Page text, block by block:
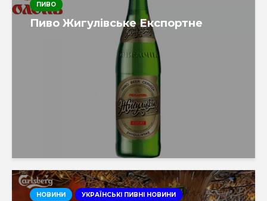
ПИВО
Пиво Жигулівське Експортне
НОВИНИ УКРАЇНСЬКІ ПИВНІ НОВИНИ